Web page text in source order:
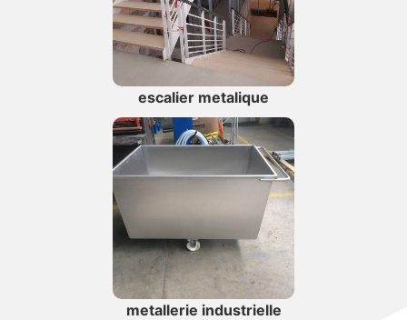
escalier metalique
metallerie industrielle